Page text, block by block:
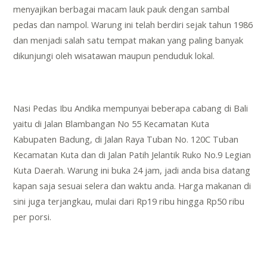
menyajikan berbagai macam lauk pauk dengan sambal
pedas dan nampol. Warung ini telah berdiri sejak tahun 1986
dan menjadi salah satu tempat makan yang paling banyak
dikunjungi oleh wisatawan maupun penduduk lokal.
Nasi Pedas Ibu Andika mempunyai beberapa cabang di Bali
yaitu di Jalan Blambangan No 55 Kecamatan Kuta
Kabupaten Badung, di Jalan Raya Tuban No. 120C Tuban
Kecamatan Kuta dan di Jalan Patih Jelantik Ruko No.9 Legian
Kuta Daerah. Warung ini buka 24 jam, jadi anda bisa datang
kapan saja sesuai selera dan waktu anda. Harga makanan di
sini juga terjangkau, mulai dari Rp19 ribu hingga Rp50 ribu
per porsi.